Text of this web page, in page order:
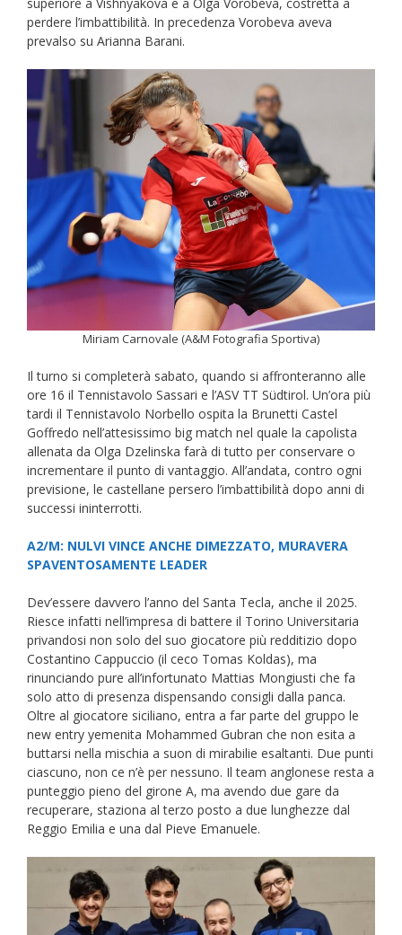
perdere l’imbattibilità. In precedenza Vorobeva aveva
prevalso su Arianna Barani.
Miriam Carnovale (A&M Fotografia Sportiva)
Il turno si completerà sabato, quando si affronteranno alle
ore 16 il Tennistavolo Sassari e l’ASV TT Südtirol. Un’ora più
tardi il Tennistavolo Norbello ospita la Brunetti Castel
Goffredo nell’attesissimo big match nel quale la capolista
allenata da Olga Dzelinska farà di tutto per conservare o
incrementare il punto di vantaggio. All’andata, contro ogni
previsione, le castellane persero l’imbattibilità dopo anni di
successi ininterrotti.
A2/M: NULVI VINCE ANCHE DIMEZZATO, MURAVERA
SPAVENTOSAMENTE LEADER
Dev’essere davvero l’anno del Santa Tecla, anche il 2025.
Riesce infatti nell’impresa di battere il Torino Universitaria
privandosi non solo del suo giocatore più redditizio dopo
Costantino Cappuccio (il ceco Tomas Koldas), ma
rinunciando pure all’infortunato Mattias Mongiusti che fa
solo atto di presenza dispensando consigli dalla panca.
Oltre al giocatore siciliano, entra a far parte del gruppo le
new entry yemenita Mohammed Gubran che non esita a
buttarsi nella mischia a suon di mirabilie esaltanti. Due punti
ciascuno, non ce n’è per nessuno. Il team anglonese resta a
punteggio pieno del girone A, ma avendo due gare da
recuperare, staziona al terzo posto a due lunghezze dal
Reggio Emilia e una dal Pieve Emanuele.